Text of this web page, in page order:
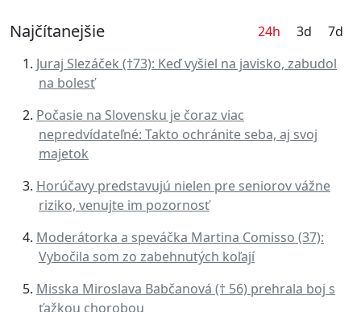
Najčítanejšie 24h 3d
7d
Juraj Slezáček (†73): Keď vyšiel na javisko, zabudol
na bolesť
Počasie na Slovensku je čoraz viac
nepredvídateľné: Takto ochránite seba, aj svoj
majetok
Horúčavy predstavujú nielen pre seniorov vážne
riziko, venujte im pozornosť
Moderátorka a speváčka Martina Comisso (37):
Vybočila som zo zabehnutých koľají
Misska Miroslava Babčanová († 56) prehrala boj s
ťažkou chorobou